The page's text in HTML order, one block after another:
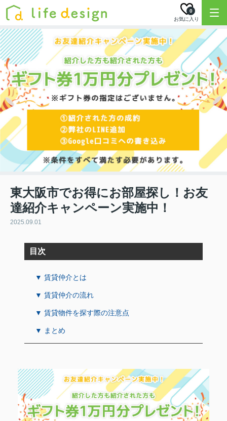
お気に入り
0
東大阪市でお得にお部屋探し！お友
達紹介キャンペーン実施中！
2025.09.01
目次
▼ 賃貸仲介とは
▼ 賃貸仲介の流れ
▼ 賃貸物件を探す際の注意点
▼ まとめ